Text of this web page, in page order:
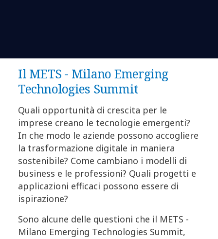
Il METS - Milano Emerging
Technologies Summit
Quali opportunità di crescita per le
imprese creano le tecnologie emergenti?
In che modo le aziende possono accogliere
la trasformazione digitale in maniera
sostenibile? Come cambiano i modelli di
business e le professioni? Quali progetti e
applicazioni efficaci possono essere di
ispirazione?
Sono alcune delle questioni che il METS -
Milano Emerging Technologies Summit,